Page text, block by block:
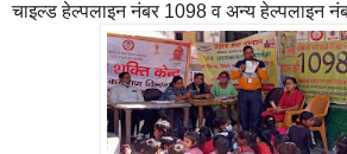
चाइल्ड हेल्पलाइन नंबर 1098 व अन्य हेल्पलाइन